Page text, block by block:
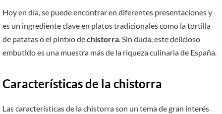
Hoy en día, se puede encontrar en diferentes presentaciones y
es un ingrediente clave en platos tradicionales como la tortilla
de patatas o el pintxo dechistorra . Sin duda, este delicioso
embutido es una muestra más de la riqueza culinaria de España.
Características de la chistorra
Las características de la chistorra son un tema de gran interés